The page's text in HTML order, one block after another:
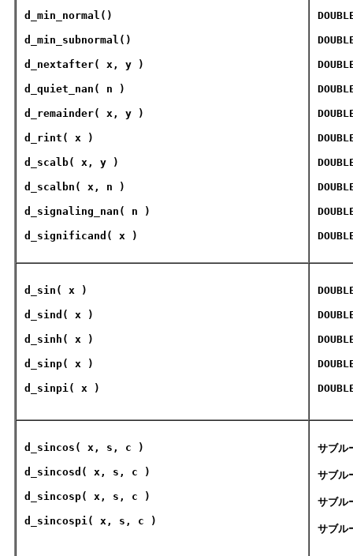
d_min_normal ()
d_min_subnormal ()
d_nextafter( x, y )
d_quiet_nan ( n )
d_remainder( x, y )
d_rint ( x )
d_scalb( x, y )
d_scalbn ( x, n )
d_signaling_nan ( n )
d_significand ( x )
d_sin ( x )
d_sind ( x )
d_sinh ( x )
d_sinp( x )
d_sinpi ( x )
d_sincos ( x, s, c )
d_sincosd ( x, s, c )
d_sincosp( x, s, c )
d_sincospi ( x, s, c )
サブル
サブル
サブル
サブル